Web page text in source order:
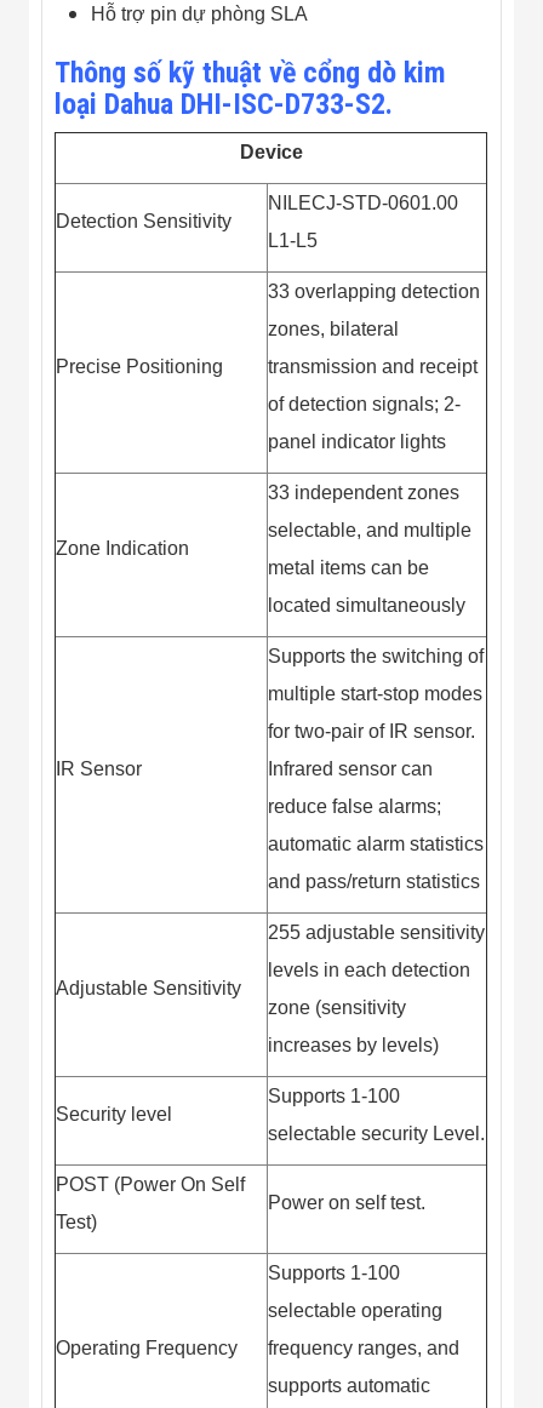
Máy
Dự Án Kho
Logistics
Tin Khuyến Mãi
Hỗ trợ pin dự phòng SLA
Thông số kỹ thuật về cổng dò kim
loại Dahua DHI-ISC-D733-S2.
Device
Detection Sensitivity
NILECJ-STD-0601.00
L1-L5
Precise Positioning
33 overlapping detection
zones, bilateral
transmission and receipt
of detection signals; 2-
panel indicator lights
Zone Indication
33 independent zones
selectable, and multiple
metal items can be
located simultaneously
IR Sensor
Supports the switching of
multiple start-stop modes
for two-pair of IR sensor.
Infrared sensor can
reduce false alarms;
automatic alarm statistics
and pass/return statistics
Adjustable Sensitivity
255 adjustable sensitivity
levels in each detection
zone (sensitivity
increases by levels)
Security level
Supports 1-100
selectable security Level.
POST (Power On Self
Test)
Power on self test.
Operating Frequency
Supports 1-100
selectable operating
frequency ranges, and
supports automatic